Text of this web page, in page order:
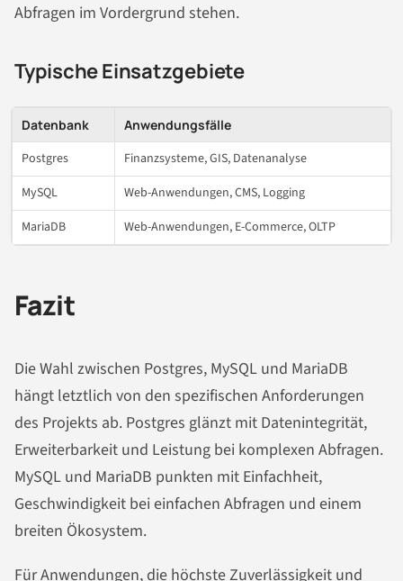
Abfragen im Vordergrund stehen.
Typische Einsatzgebiete
Datenbank Anwendungsfälle
Postgres
Finanzsysteme, GIS, Datenanalyse
MySQL
Web-Anwendungen, CMS, Logging
MariaDB
Web-Anwendungen, E-Commerce, OLTP
Fazit
Die Wahl zwischen Postgres, MySQL und MariaDB
hängt letztlich von den spezifischen Anforderungen
des Projekts ab. Postgres glänzt mit Datenintegrität,
Erweiterbarkeit und Leistung bei komplexen Abfragen.
MySQL und MariaDB punkten mit Einfachheit,
Geschwindigkeit bei einfachen Abfragen und einem
breiten Ökosystem.
Für Anwendungen, die höchste Zuverlässigkeit und